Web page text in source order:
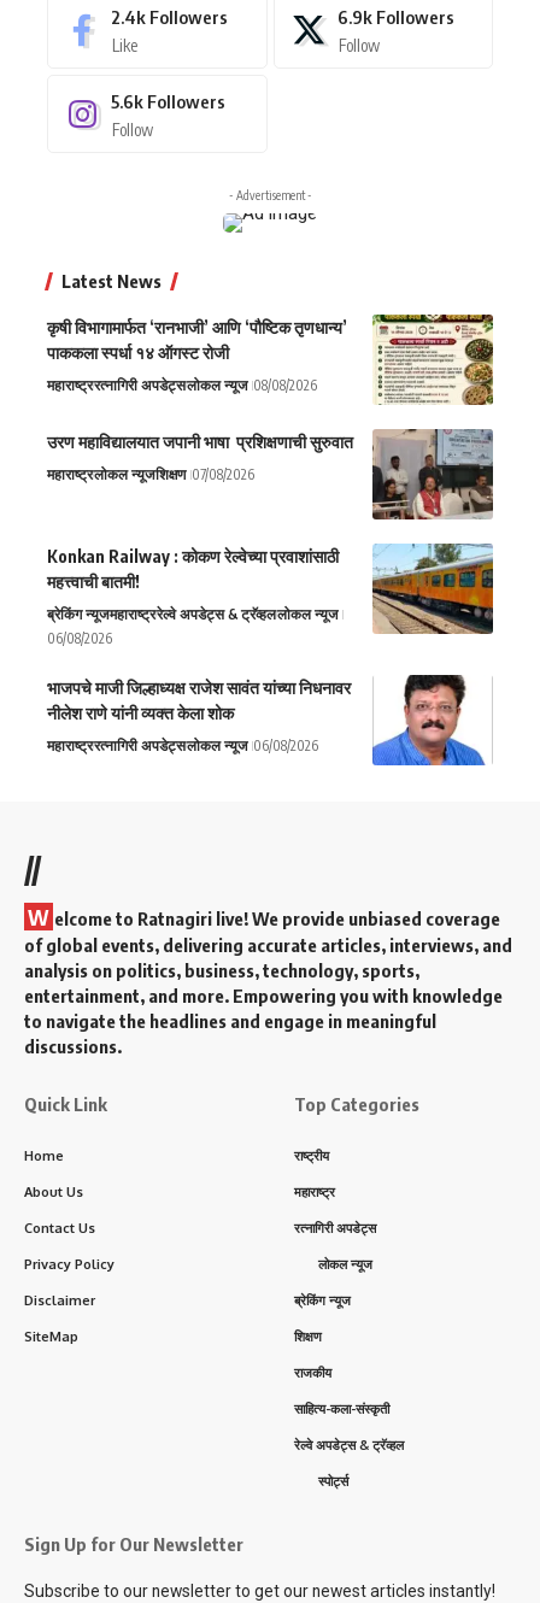
2.4k Followers
Like
6.9k Followers
Follow
5.6k Followers
Follow
- Advertisement -
Latest News
कृषी विभागामार्फत ‘रानभाजी’ आणि ‘पौष्टिक तृणधान्य’
पाककला स्पर्धा १४ ऑगस्ट रोजी
महाराष्ट्ररत्नागिरी अपडेट्सलोकल न्यूज 08/08/2026
उरण महाविद्यालयात जपानी भाषा प्रशिक्षणाची सुरुवात
महाराष्ट्रलोकल न्यूजशिक्षण 07/08/2026
Konkan Railway : कोकण रेल्वेच्या प्रवाशांसाठी
महत्त्वाची बातमी!
ब्रेकिंग न्यूजमहाराष्ट्ररेल्वे अपडेट्स & ट्रॅव्हललोकल न्यूज
06/08/2026
भाजपचे माजी जिल्हाध्यक्ष राजेश सावंत यांच्या निधनावर
नीलेश राणे यांनी व्यक्त केला शोक
महाराष्ट्ररत्नागिरी अपडेट्सलोकल न्यूज 06/08/2026
//
W elcome to Ratnagiri live! We provide unbiased coverage
of global events, delivering accurate articles, interviews, and
analysis on politics, business, technology, sports,
entertainment, and more. Empowering you with knowledge
to navigate the headlines and engage in meaningful
discussions.
Quick Link
Home
About Us
Contact Us
Privacy Policy
Disclaimer
SiteMap
Top Categories
राष्ट्रीय
महाराष्ट्र
रत्नागिरी अपडेट्स
लोकल न्यूज
ब्रेकिंग न्यूज
शिक्षण
राजकीय
साहित्य-कला-संस्कृती
रेल्वे अपडेट्स & ट्रॅव्हल
स्पोर्ट्स
Sign Up for Our Newsletter
Subscribe to our newsletter to get our newest articles instantly!